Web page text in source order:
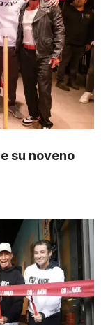
su noveno